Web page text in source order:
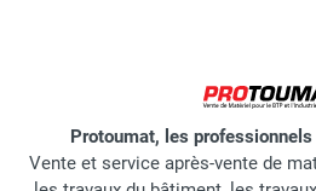
Protoumat, les
Vente et service après-vente de